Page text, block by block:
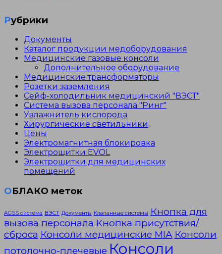
Рубрики
Документы
Каталог продукции медоборудования
Медицинские газовые консоли
Дополнительное оборудование
Медицинские трансформаторы
Розетки заземления
Сейф-холодильник медицинский "ВЭСТ"
Система вызова персонала "Ринг"
Увлажнитель кислорода
Хирургические светильники
Цены
Электромагнитная блокировка
Электрощитки EVOL
Электрощитки для медицинских
помещений
ОБЛАКО меток
AGSS система ВЭСТ Документы Клапанные системы Кнопка для
вызова персонала Кнопка присутствия/
сброса Консоли медицинские MIA Консоли
потолочно-плечевые Консоли